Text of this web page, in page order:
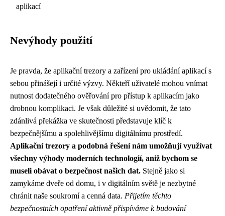
aplikací
Nevýhody použití
Je pravda, že aplikační trezory a zařízení pro ukládání aplikací s
sebou přinášejí i určité výzvy. Někteří uživatelé mohou vnímat
nutnost dodatečného ověřování pro přístup k aplikacím jako
drobnou komplikaci. Je však důležité si uvědomit, že tato
zdánlivá překážka ve skutečnosti představuje klíč k
bezpečnějšímu a spolehlivějšímu digitálnímu prostředí.
Aplikační trezory a podobná řešení nám umožňují využívat
všechny výhody moderních technologií, aniž bychom se
museli obávat o bezpečnost našich dat. Stejně jako si
zamykáme dveře od domu, i v digitálním světě je nezbytné
chránit naše soukromí a cenná data. Přijetím těchto
bezpečnostních opatření aktivně přispíváme k budování